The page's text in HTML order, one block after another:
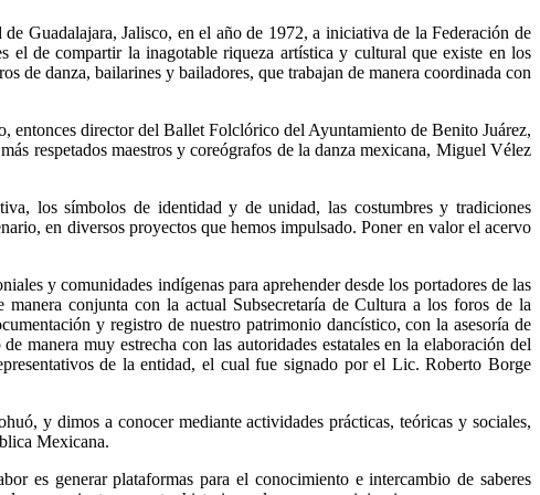
Guadalajara, Jalisco, en el año de 1972, a iniciativa de la Federación de
el de compartir la inagotable riqueza artística y cultural que existe en los
de danza, bailarines y bailadores, que trabajan de manera coordinada con
entonces director del Ballet Folclórico del Ayuntamiento de Benito Juárez,
respetados maestros y coreógrafos de la danza mexicana, Miguel Vélez
los símbolos de identidad y de unidad, las costumbres y tradiciones
en diversos proyectos que hemos impulsado. Poner en valor el acervo
y comunidades indígenas para aprehender desde los portadores de las
conjunta con la actual Subsecretaría de Cultura a los foros de la
y registro de nuestro patrimonio dancístico, con la asesoría de
manera muy estrecha con las autoridades estatales en la elaboración del
de la entidad, el cual fue signado por el Lic. Roberto Borge
y dimos a conocer mediante actividades prácticas, teóricas y sociales,
Mexicana.
es generar plataformas para el conocimiento e intercambio de saberes